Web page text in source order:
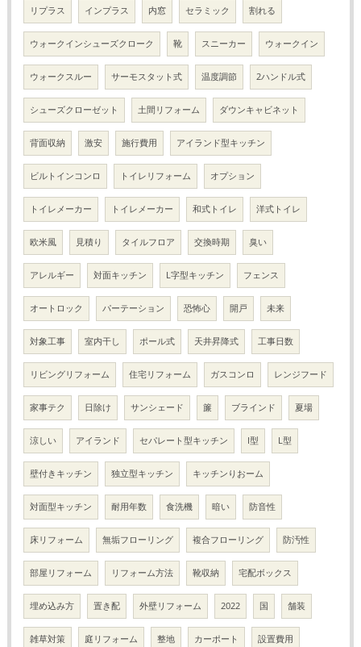
リプラス インプラス 内窓 セラミック 割れる
ウォークインシューズクローク 靴 スニーカー ウォークイン
ウォークスルー サーモスタット式 温度調節 2ハンドル式
シューズクローゼット 土間リフォーム ダウンキャビネット
背面収納 激安 施行費用 アイランド型キッチン
ビルトインコンロ トイレリフォーム オプション
トイレメーカー トイレメーカー 和式トイレ 洋式トイレ
欧米風 見積り タイルフロア 交換時期 臭い
アレルギー 対面キッチン L字型キッチン フェンス
オートロック パーテーション 恐怖心 開戸 未来
対象工事 室内干し ポール式 天井昇降式 工事日数
リビングリフォーム 住宅リフォーム ガスコンロ レンジフード
家事テク 日除け サンシェード 簾 ブラインド 夏場
涼しい アイランド セパレート型キッチン I型 L型
壁付きキッチン 独立型キッチン キッチンりおーム
対面型キッチン 耐用年数 食洗機 暗い 防音性
床リフォーム 無垢フローリング 複合フローリング 防汚性
部屋リフォーム リフォーム方法 靴収納 宅配ボックス
埋め込み方 置き配 外壁リフォーム 2022 国 舗装
雑草対策 庭リフォーム 整地 カーポート 設置費用